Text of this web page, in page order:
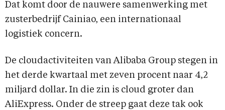
Dat komt door de nauwere samenwerking met
zusterbedrijf Cainiao, een internationaal
logistiek concern.
De cloudactiviteiten van Alibaba Group stegen in
het derde kwartaal met zeven procent naar 4,2
miljard dollar. In die zin is cloud groter dan
AliExpress. Onder de streep gaat deze tak ook